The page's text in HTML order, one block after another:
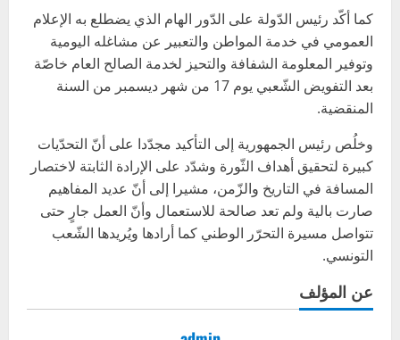
كما أكّد رئيس الدّولة على الدّور الهام الذي يضطلع به الإعلام
العمومي في خدمة المواطن والتعبير عن مشاغله اليومية
وتوفير المعلومة الشفافة والتحيز لخدمة الصالح العام خاصّة
بعد التفويض الشّعبي يوم 17 من شهر ديسمبر من السنة
المنقضية.
وخلُص رئيس الجمهورية إلى التأكيد مجدّدا على أنّ التحدّيات
كبيرة لتحقيق أهداف الثّورة وشدّد على الإرادة الثابتة لاختصار
المسافة في التاريخ والزّمن، مشيرا إلى أنّ عديد المفاهيم
صارت بالية ولم تعد صالحة للاستعمال وأنّ العمل جارٍ حتى
تتواصل مسيرة التحرّر الوطني كما أرادها ويُريدها الشّعب
التونسي.
عن المؤلف